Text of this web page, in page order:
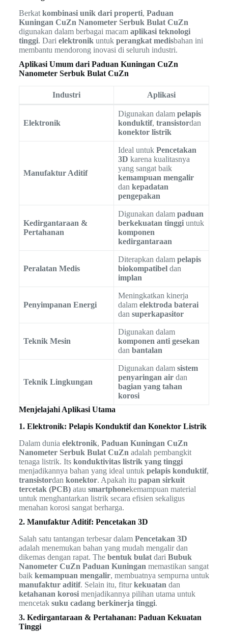
Berkat kombinasi unik dari properti, Paduan
Kuningan CuZn Nanometer Serbuk Bulat CuZn
digunakan dalam berbagai macam aplikasi teknologi
tinggi. Dari elektronikuntuk perangkat medisbahan ini
membantu mendorong inovasi di seluruh industri.
Aplikasi Umum dari Paduan Kuningan CuZn
Nanometer Serbuk Bulat CuZn
Industri Aplikasi
Elektronik
Digunakan dalam pelapis
konduktif, transistordan
konektor listrik
Manufaktur Aditif
Ideal untuk Pencetakan
3D karena kualitasnya
yang sangat baik
kemampuan mengalir
dan kepadatan
pengepakan
Kedirgantaraan &
Pertahanan
Digunakan dalam paduan
berkekuatan tinggiuntuk
komponen
kedirgantaraan
Peralatan Medis
Diterapkan dalam pelapis
biokompatibeldan
implan
Penyimpanan Energi
Meningkatkan kinerja
dalam elektroda baterai
dan superkapasitor
Teknik Mesin
Digunakan dalam
komponen anti gesekan
dan bantalan
Teknik Lingkungan
Digunakan dalam sistem
penyaringan airdan
bagian yang tahan
korosi
Menjelajahi Aplikasi Utama
1. Elektronik: Pelapis Konduktif dan Konektor Listrik
Dalam dunia elektronik, Paduan Kuningan CuZn
Nanometer Serbuk Bulat CuZn adalah pembangkit
tenaga listrik. Its konduktivitas listrik yang tinggi
menjadikannya bahan yang ideal untuk pelapis konduktif,
transistordan konektor. Apakah itu papan sirkuit
tercetak (PCB)atau smartphonekemampuan material
untuk menghantarkan listrik secara efisien sekaligus
menahan korosi sangat berharga.
2. Manufaktur Aditif: Pencetakan 3D
Salah satu tantangan terbesar dalam Pencetakan 3D
adalah menemukan bahan yang mudah mengalir dan
dikemas dengan rapat. The bentuk bulatdari Bubuk
Nanometer CuZn Paduan Kuningan memastikan sangat
baik kemampuan mengalir, membuatnya sempurna untuk
manufaktur aditif. Selain itu, fiturkekuatan dan
ketahanan korosimenjadikannya pilihan utama untuk
mencetak suku cadang berkinerja tinggi.
3. Kedirgantaraan & Pertahanan: Paduan Kekuatan
Tinggi